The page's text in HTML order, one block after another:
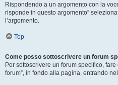
Rispondendo a un argomento con la
risponde in questo argomento”
l’argomento.
Top
Come posso sottoscrivere un forum
Per sottoscrivere un forum specifico,
forum”, in fondo alla pagina, entrando